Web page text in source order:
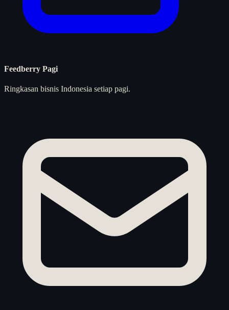
Feedberry Pagi
Ringkasan bisnis Indonesia setiap pagi.